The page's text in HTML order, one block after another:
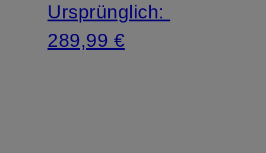
Ursprünglich:
289,99 €